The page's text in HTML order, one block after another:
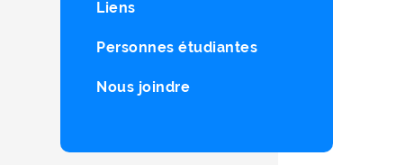
Liens
Personnes étudiantes
Nous joindre